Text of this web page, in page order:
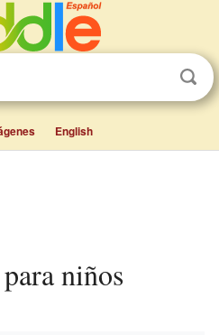
English
niños